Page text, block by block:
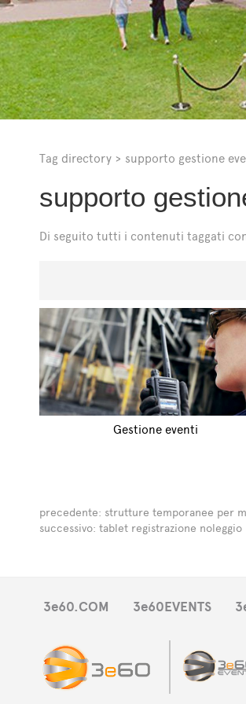
Tag directory > supporto gestione
supporto
Di seguito tutti i contenuti taggati
Gestione eventi
precedente: strutture temporanee per
successivo: tablet registrazione noleggio
3e60.COM 3e60EVENTS